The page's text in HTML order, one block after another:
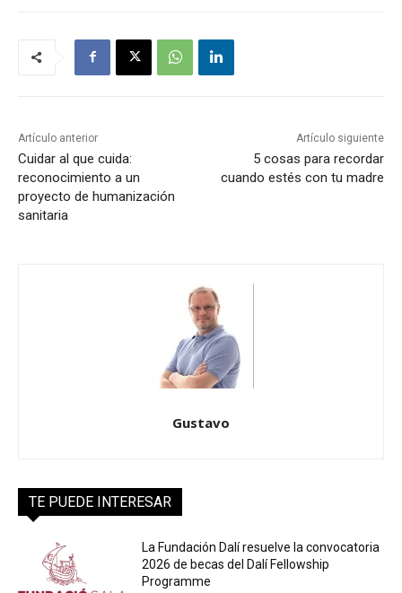
Artículo anterior
Cuidar al que cuida:
reconocimiento a un
proyecto de humanización
sanitaria
Artículo siguiente
5 cosas para recordar
cuando estés con tu madre
Gustavo
TE PUEDE INTERESAR
La Fundación Dalí resuelve la convocatoria
2026 de becas del Dalí Fellowship
Programme